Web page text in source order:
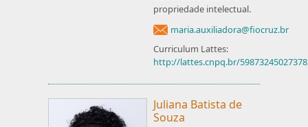
propriedade intelectual.
maria.auxiliadora@fiocruz.br
Curriculum Lattes:
http://lattes.cnpq.br/
Juliana Batista de
Souza